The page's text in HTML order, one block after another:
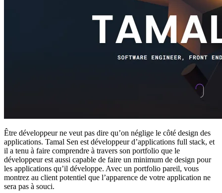
Être développeur ne veut pas dire qu’on néglige le côté design des
applications. Tamal Sen est développeur d’applications full stack, et
il a tenu à faire comprendre à travers son portfolio que le
développeur est aussi capable de faire un minimum de design pour
les applications qu’il développe. Avec un portfolio pareil, vous
montrez au client potentiel que l’apparence de votre application ne
sera pas à souci.